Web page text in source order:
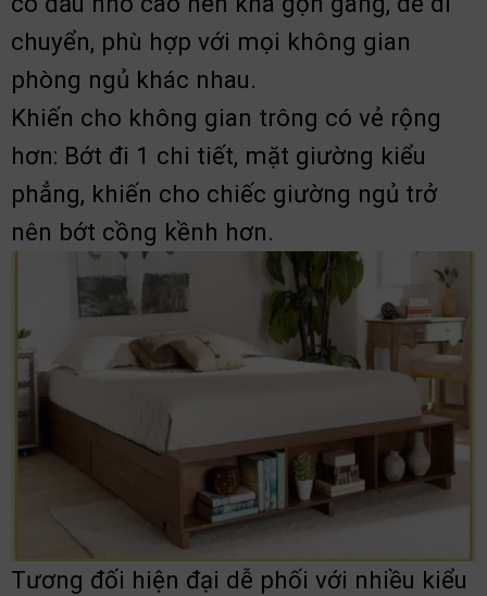
chuyển, phù hợp với mọi không gian
phòng ngủ khác nhau.
Khiến cho không gian trông có vẻ rộng
hơn: Bớt đi 1 chi tiết, mặt giường kiểu
phẳng, khiến cho chiếc giường ngủ trở
nên bớt cồng kềnh hơn.
Tương đối hiện đại dễ phối với nhiều kiểu